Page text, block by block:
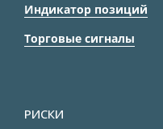
Индикатор позиций
Торговые сигналы
РИСКИ